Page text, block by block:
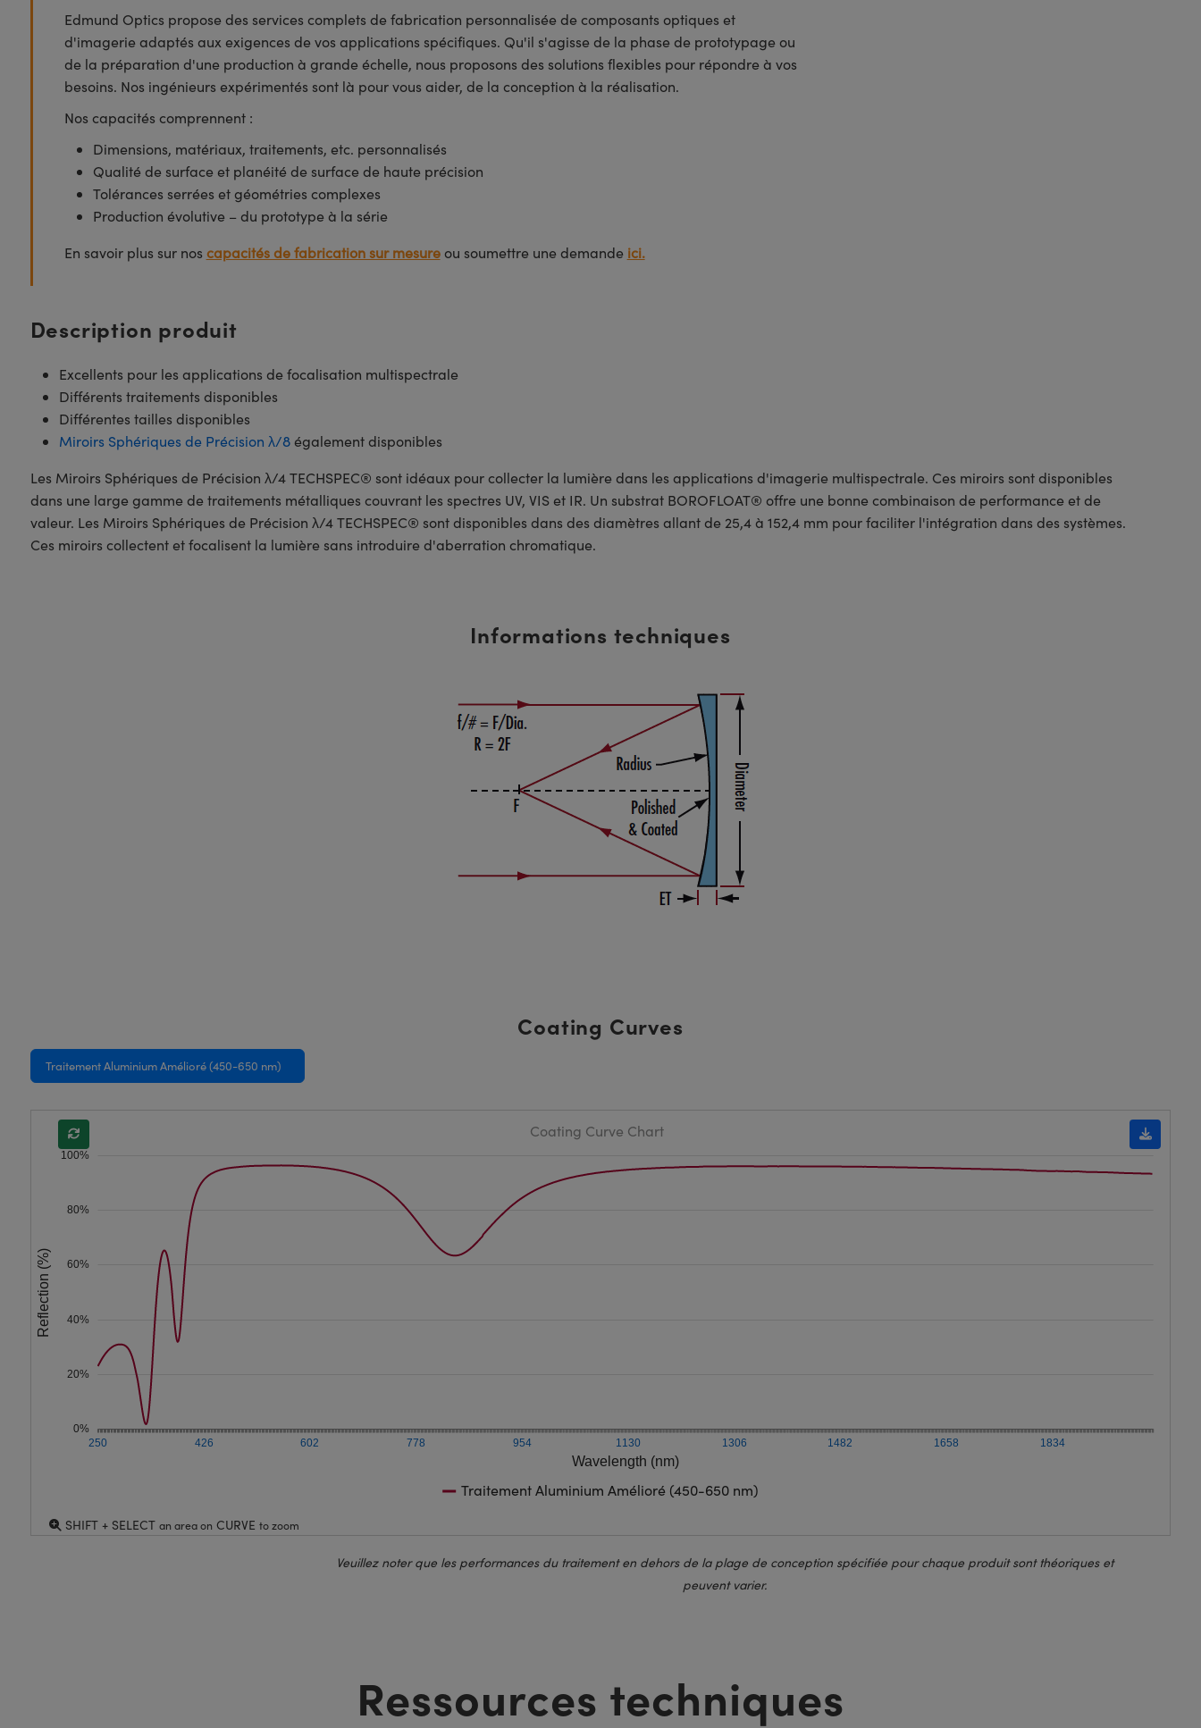
Edmund Optics propose des services complets de fabrication personnalisée de composants optiques et
d'imagerie adaptés aux exigences de vos applications spécifiques. Qu'il s'agisse de la phase de prototypage ou
de la préparation d'une production à grande échelle, nous proposons des solutions flexibles pour répondre à vos
besoins. Nos ingénieurs expérimentés sont là pour vous aider, de la conception à la réalisation.
Nos capacités comprennent :
Dimensions, matériaux, traitements, etc. personnalisés
Qualité de surface et planéité de surface de haute précision
Tolérances serrées et géométries complexes
Production évolutive – du prototype à la série
En savoir plus sur nos capacités de fabrication sur mesureou soumettre une demande ici.
Description produit
Excellents pour les applications de focalisation multispectrale
Différents traitements disponibles
Différentes tailles disponibles
Miroirs Sphériques de Précision λ/8également disponibles
Les Miroirs Sphériques de Précision λ/4 TECHSPEC® sont idéaux pour collecter la lumière dans les applications d'imagerie multispectrale. Ces miroirs sont disponibles
dans une large gamme de traitements métalliques couvrant les spectres UV, VIS et IR. Un substrat BOROFLOAT® offre une bonne combinaison de performance et de
valeur. Les Miroirs Sphériques de Précision λ/4 TECHSPEC® sont disponibles dans des diamètres allant de 25,4 à 152,4 mm pour faciliter l'intégration dans des systèmes.
Ces miroirs collectent et focalisent la lumière sans introduire d'aberration chromatique.
Informations techniques
Coating Curves
Traitement Aluminium Amélioré (450-650 nm)
Wavelength (nm)
250 426 602 778 954 1130 1306 1482 1658 1834
0%
20%
40%
60%
80%
100%
Reflection (%)
Coating Curve Chart
Traitement Aluminium Amélioré (450-650 nm)
SHIFT + SELECT an area on CURVE to zoom
Veuillez noter que les performances du traitement en dehors de la plage de conception spécifiée pour chaque produit sont théoriques et
peuvent varier.
Ressources techniques